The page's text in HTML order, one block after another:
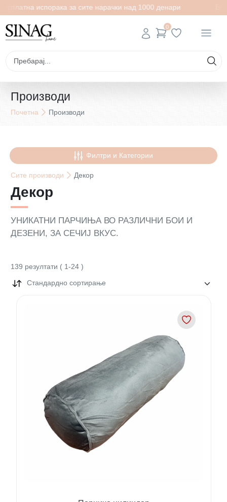
испорака за сите нарачки над 1000 денари
0
Производи
Почетна Производи
Филтри и Категории
Сите производи Декор
Декор
УНИКАТНИ ПАРЧИЊА ВО РАЗЛИЧНИ БОИ И
ДЕЗЕНИ, ЗА СЕЧИЈ ВКУС.
139 резултати ( 1-24 )
Стандардно сортирање